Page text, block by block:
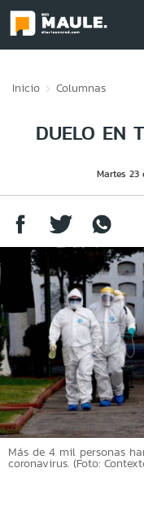
Inicio Columnas
DUELO EN
Martes
Más de 4 mil personas
coronavirus. (Foto: